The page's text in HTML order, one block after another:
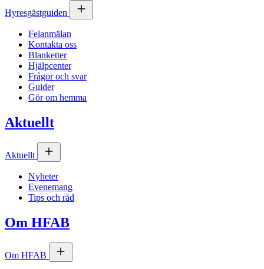
Hyresgästguiden
Felanmälan
Kontakta oss
Blanketter
Hjälpcenter
Frågor och svar
Guider
Gör om hemma
Aktuellt
Aktuellt
Nyheter
Evenemang
Tips och råd
Om HFAB
Om HFAB